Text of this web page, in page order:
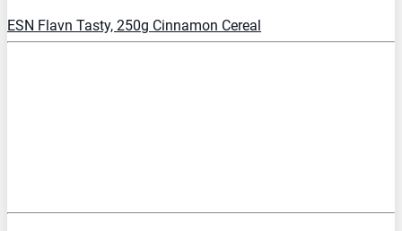
ESN Flavn Tasty, 250g Cinnamon Cereal